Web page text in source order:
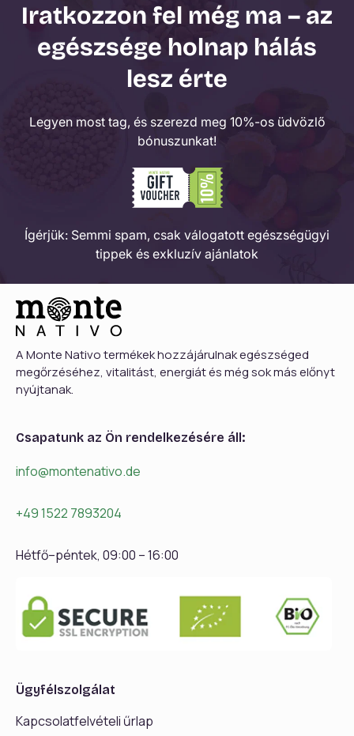
Iratkozzon fel még ma – az
egészsége holnap hálás
lesz érte
Legyen most tag, és szerezd meg 10%-os üdvözlő
bónuszunkat!
Ígérjük: Semmi spam, csak válogatott egészségügyi
tippek és exkluzív ajánlatok
A Monte Nativo termékek hozzájárulnak egészséged
megőrzéséhez, vitalitást, energiát és még sok más előnyt
nyújtanak.
Csapatunk az Ön rendelkezésére áll:
info@montenativo.de
+49 1522 7893204
Hétfő–péntek, 09:00 – 16:00
Ügyfélszolgálat
Kapcsolatfelvételi űrlap